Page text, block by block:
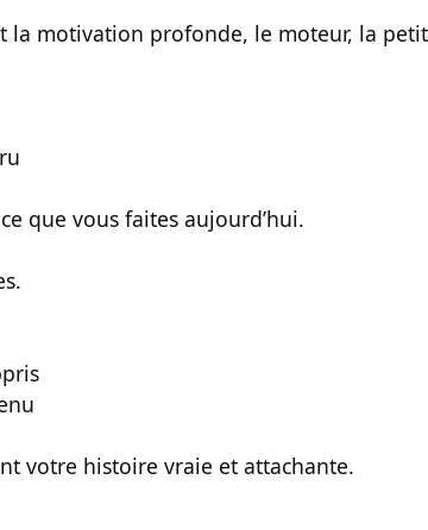
la motivation profonde, le moteur, la
que vous faites aujourd’hui.
votre histoire vraie et attachante.